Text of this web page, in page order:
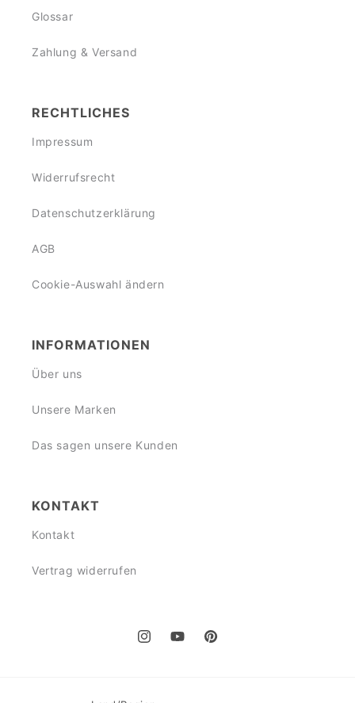
Glossar
Zahlung & Versand
RECHTLICHES
Impressum
Widerrufsrecht
Datenschutzerklärung
AGB
Cookie-Auswahl ändern
INFORMATIONEN
Über uns
Unsere Marken
Das sagen unsere Kunden
KONTAKT
Kontakt
Vertrag widerrufen
InstagramYouTubePinterest